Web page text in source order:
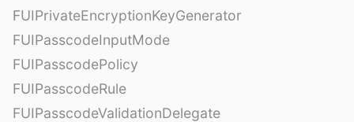
FUIPrivateEncryptionKeyGenerator
FUIPasscodeInputMode
FUIPasscodePolicy
FUIPasscodeRule
FUIPasscodeValidationDelegate